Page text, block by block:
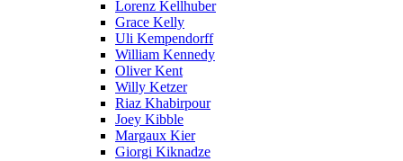
Lorenz Kellhuber
Grace Kelly
Uli Kempendorff
William Kennedy
Oliver Kent
Willy Ketzer
Riaz Khabirpour
Joey Kibble
Margaux Kier
Giorgi Kiknadze